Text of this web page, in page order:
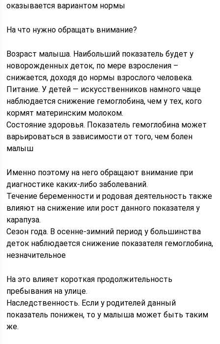
оказывается вариантом нормы
На что нужно обращать внимание?
Возраст малыша. Наибольший показатель будет у
новорожденных деток, по мере взросления –
снижается, доходя до нормы взрослого человека.
Питание. У детей — искусственников намного чаще
наблюдается снижение гемоглобина, чем у тех, кого
кормят материнским молоком.
Состояние здоровья. Показатель гемоглобина может
варьироваться в зависимости от того, чем болен
малыш
Именно поэтому на него обращают внимание при
диагностике каких-либо заболеваний.
Течение беременности и родовая деятельность также
влияют на снижение или рост данного показателя у
карапуза.
Сезон года. В осенне-зимний период у большинства
деток наблюдается снижение показателя гемоглобина,
незначительное
На это влияет короткая продолжительность
пребывания на улице.
Наследственность. Если у родителей данный
показатель понижен, то у малыша может быть таким
же.